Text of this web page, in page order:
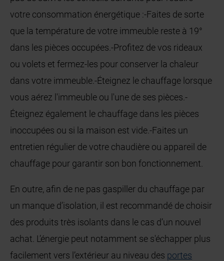
votre consommation énergétique :-Faites de sorte
que la température de votre immeuble reste à 19°
dans les pièces occupées.-Profitez de vos rideaux
ou volets et fermez-les pour conserver la chaleur
dans votre immeuble.-Éteignez le chauffage lorsque
vous aérez l'immeuble ou l'une de ses pièces.-
Éteignez également le chauffage dans les pièces
inoccupées ou si la maison est vide.-Faites un
entretien régulier de votre chaudière ou appareil de
chauffage pour garantir son bon fonctionnement.
En outre, afin de ne pas gaspiller du chauffage par
un manque d’isolation, il est recommandé de choisir
des produits très isolants dans le cas d’un nouvel
achat. L’énergie peut notamment se s'échapper plus
facilement vers l’extérieur au niveau des portes